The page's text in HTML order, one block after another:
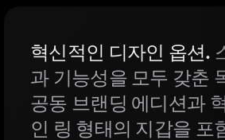
혁신적인 디자인 옵션.
과 기능성을 모두 갖춘
공동 브랜딩 에디션과
인 링 형태의 지갑을 포